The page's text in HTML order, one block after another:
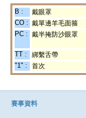
B : 戴眼罩
CO : 戴單邊羊毛面箍
PC : 戴半掩防沙眼罩
TT : 綁繫舌帶
"1" :
首次
賽事資料